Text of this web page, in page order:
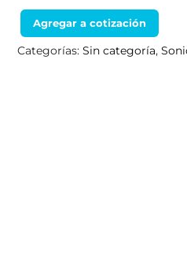
Agregar a cotización
Categorías:Sin categoría,